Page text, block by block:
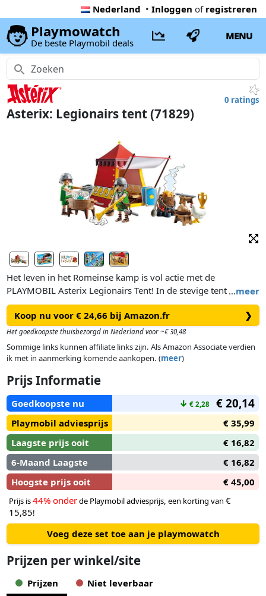
Nederland • Inloggen of registreren
Playmowatch
De beste Playmobil deals
MENU
0 ratings
Asterix: Legionairs tent (71829)
…meer
Het leven in het Romeinse kamp is vol actie met de
PLAYMOBIL Asterix Legionairs Tent! In de stevige tent
bereiden de Legionairs zich voor op de dag met helmen,
schilden en speren in de aanslag. Bedden en krukken bieden
wat comfort, terwijl de open haard en pot perfect zijn om een
​​feestmaal van brood en kippen te bereiden. Opruimen is een
fluitje van een cent met de wasbak, handdoek en
zwaarden, een bezem en een soeplepel en is perfect om
Romeinse avonturen na te spelen en veroveringen te plannen
in fantasierijk spel!
Koop nu voor € 24,66 bij Amazon.fr ❯
Het goedkoopste thuisbezorgd in Nederland voor ~€ 30,48
Sommige links kunnen affiliate links zijn. Als Amazon Associate verdien
ik met in aanmerking komende aankopen. (meer)
Prijs Informatie
Goedkoopste nu ↓ € 2,28 € 20,14
Playmobil adviesprijs
€ 35,99
Laagste prijs ooit
€ 16,82
6-Maand Laagste
€ 16,82
Hoogste prijs ooit
€ 45,00
Prijs is44% onderde Playmobil adviesprijs, een korting van €
15,85!
Voeg deze set toe aan je playmowatch
Prijzen per winkel/site
Prijzen
Niet leverbaar